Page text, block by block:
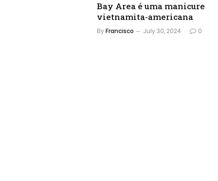
Bay Area é uma manicure
vietnamita-americana
ByFrancisco July 30, 2024 0